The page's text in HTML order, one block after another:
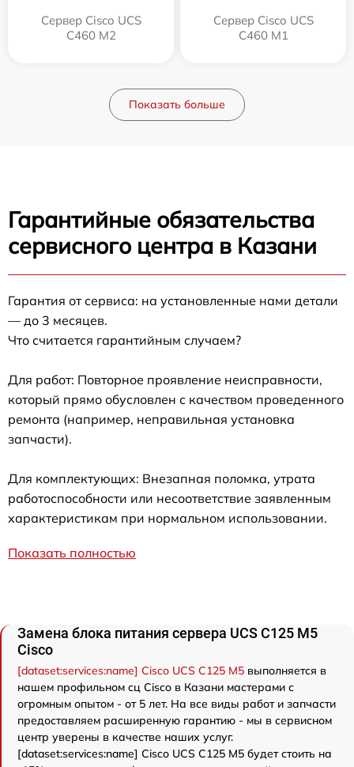
Сервер Cisco UCS
C460 M2
Сервер Cisco UCS
C460 M1
Показать больше
Гарантийные обязательства
сервисного центра в Казани
Гарантия от сервиса: на установленные нами детали
— до 3 месяцев.
Что считается гарантийным случаем?
Для работ: Повторное проявление неисправности,
который прямо обусловлен с качеством проведенного
ремонта (например, неправильная установка
запчасти).
Для комплектующих: Внезапная поломка, утрата
работоспособности или несоответствие заявленным
характеристикам при нормальном использовании.
Показать полностью
Замена блока питания сервера UCS C125 M5
Cisco
[dataset:services:name] Cisco UCS C125 M5 выполняется в
нашем профильном сц Cisco в Казани мастерами с
огромным опытом - от 5 лет. На все виды работ и запчасти
предоставляем расширенную гарантию - мы в сервисном
центр уверены в качестве наших услуг.
[dataset:services:name] Cisco UCS C125 M5 будет стоить на